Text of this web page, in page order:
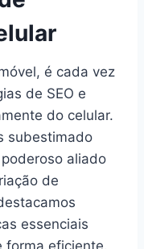
é cada vez
de SEO e
do celular.
subestimado
aliado
de
essenciais
forma eficiente.